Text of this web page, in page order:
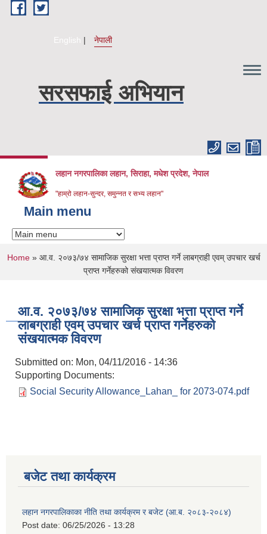
Skip to main content
English नेपाली
सरसफाई अभियान
लहान नगरपालिका लहान, सिराहा, मधेश प्रदेश, नेपाल
"हाम्रो लहान-सुन्दर, समुन्नत र सभ्य लहान"
Main menu
You are here
Home» आ.व. २०७३/७४ सामाजिक सुरक्षा भत्ता प्राप्त गर्ने लाबग्राही एवम् उपचार खर्च
प्राप्त गर्नेहरुको संखयात्मक विवरण
आ.व. २०७३/७४ सामाजिक सुरक्षा भत्ता प्राप्त गर्ने
लाबग्राही एवम् उपचार खर्च प्राप्त गर्नेहरुको
संखयात्मक विवरण
Submitted on: Mon, 04/11/2016 - 14:36
Supporting Documents:
Social Security Allowance_Lahan_ for 2073-074.pdf
बजेट तथा कार्यक्रम
लहान नगरपालिकाका नीति तथा कार्यक्रम र बजेट (आ.ब. २०८३-२०८४)
Post date: 06/25/2026 - 13:28